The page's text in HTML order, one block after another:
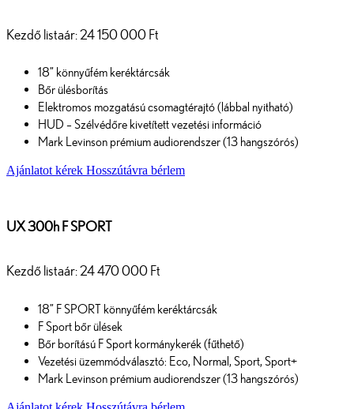
Kezdő listaár: 24 150 000 Ft
18” könnyűfém keréktárcsák
Bőr ülésborítás
Elektromos mozgatású csomagtérajtó (lábbal nyitható)
HUD – Szélvédőre kivetített vezetési információ
Mark Levinson prémium audiorendszer (13 hangszórós)
Ajánlatot kérek Hosszútávra bérlem
UX 300h F SPORT
Kezdő listaár: 24 470 000 Ft
18” F SPORT könnyűfém keréktárcsák
F Sport bőr ülések
Bőr borítású F Sport kormánykerék (fűthető)
Vezetési üzemmódválasztó: Eco, Normal, Sport, Sport+
Mark Levinson prémium audiorendszer (13 hangszórós)